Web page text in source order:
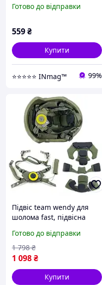
(Чорний)
Готово до відправки
559₴
Купити
⭐️⭐️⭐️⭐️⭐️ INmag™ 99%
Підвіс team wendy для
шолома fast, підвісна
каски
Готово до відправки
1 098₴
1 798 ₴
Купити